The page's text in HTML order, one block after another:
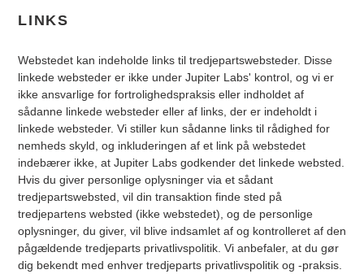
LINKS
Webstedet kan indeholde links til tredjepartswebsteder. Disse
linkede websteder er ikke under Jupiter Labs' kontrol, og vi er
ikke ansvarlige for fortrolighedspraksis eller indholdet af
sådanne linkede websteder eller af links, der er indeholdt i
linkede websteder. Vi stiller kun sådanne links til rådighed for
nemheds skyld, og inkluderingen af et link på webstedet
indebærer ikke, at Jupiter Labs godkender det linkede websted.
Hvis du giver personlige oplysninger via et sådant
tredjepartswebsted, vil din transaktion finde sted på
tredjepartens websted (ikke webstedet), og de personlige
oplysninger, du giver, vil blive indsamlet af og kontrolleret af den
pågældende tredjeparts privatlivspolitik. Vi anbefaler, at du gør
dig bekendt med enhver tredjeparts privatlivspolitik og -praksis.